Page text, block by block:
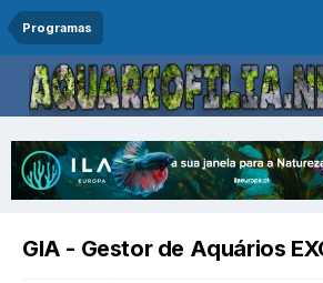
Programas
GIA - Gestor de Aquários